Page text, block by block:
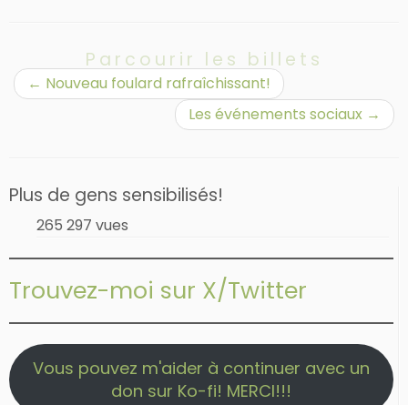
Parcourir les billets
← Nouveau foulard rafraîchissant!
Les événements sociaux →
Plus de gens sensibilisés!
265 297 vues
Trouvez-moi sur X/Twitter
Vous pouvez m'aider à continuer avec un
don sur Ko-fi! MERCI!!!